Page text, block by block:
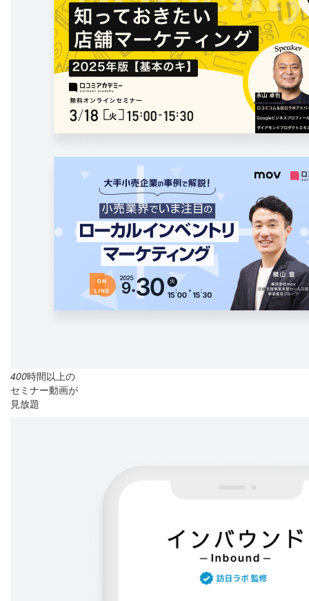
400時間以上の
セミナー動画が
見放題